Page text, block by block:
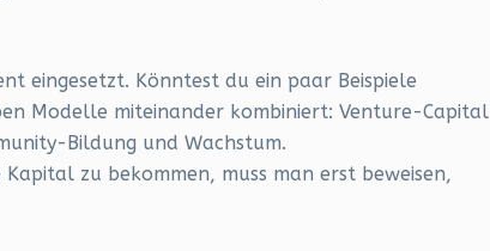
eingesetzt. Könntest du ein paar Beispiele
Modelle miteinander kombiniert: Venture-Capital
Bildung und Wachstum.
zu bekommen, muss man erst beweisen,